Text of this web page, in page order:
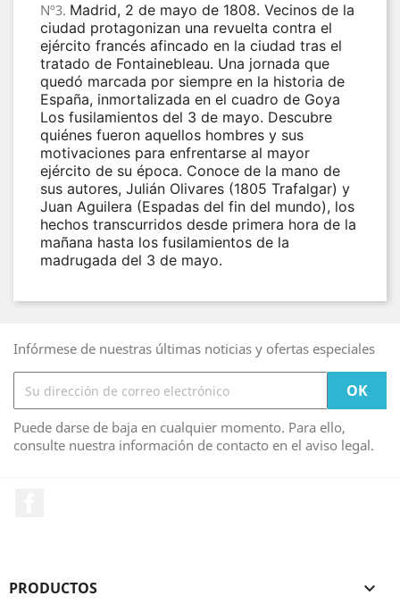
Nº3. Madrid, 2 de mayo de 1808. Vecinos de la
ciudad protagonizan una revuelta contra el
ejército francés afincado en la ciudad tras el
tratado de Fontainebleau. Una jornada que
quedó marcada por siempre en la historia de
España, inmortalizada en el cuadro de Goya
Los fusilamientos del 3 de mayo. Descubre
quiénes fueron aquellos hombres y sus
motivaciones para enfrentarse al mayor
ejército de su época. Conoce de la mano de
sus autores, Julián Olivares (1805 Trafalgar) y
Juan Aguilera (Espadas del fin del mundo), los
hechos transcurridos desde primera hora de la
mañana hasta los fusilamientos de la
madrugada del 3 de mayo.
Infórmese de nuestras últimas noticias y ofertas especiales
Puede darse de baja en cualquier momento. Para ello,
consulte nuestra información de contacto en el aviso legal.
PRODUCTOS 